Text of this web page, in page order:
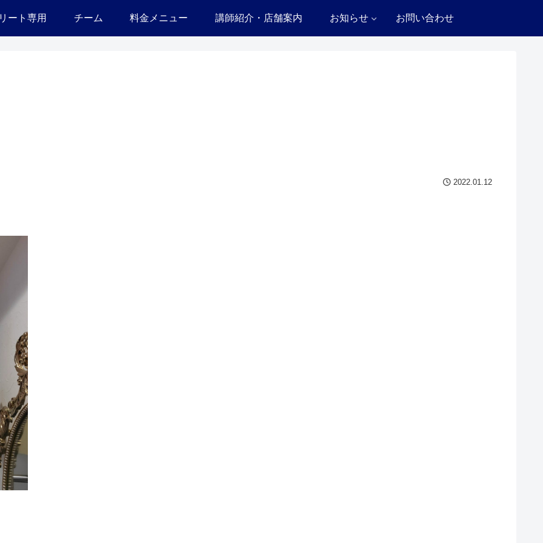
ート専用 チーム 料金メニュー 講師紹介・店舗案内 お知らせ お問い合わせ
2022.01.12